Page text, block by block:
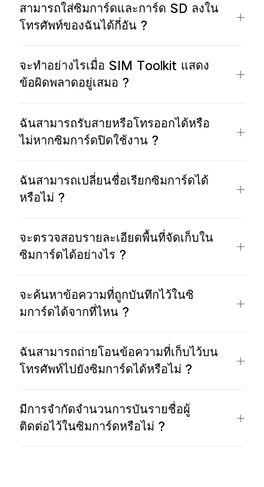
สามารถใส่ซิมการ์ดและการ์ด SD ลงใน
โทรศัพท์ของฉันได้กี่อัน ?
จะทำอย่างไรเมื่อ SIM Toolkit แสดง
ข้อผิดพลาดอยู่เสมอ ?
ฉันสามารถรับสายหรือโทรออกได้หรือ
ไม่หากซิมการ์ดปิดใช้งาน ?
ฉันสามารถเปลี่ยนชื่อเรียกซิมการ์ดได้
หรือไม่ ?
จะตรวจสอบรายละเอียดพื้นที่จัดเก็บใน
ซิมการ์ดได้อย่างไร ?
จะค้นหาข้อความที่ถูกบันทึกไว้ในซิ
มการ์ดได้จากที่ไหน ?
ฉันสามารถถ่ายโอนข้อความที่เก็บไว้บน
โทรศัพท์ไปยังซิมการ์ดได้หรือไม่ ?
มีการจำกัดจำนวนการบันรายชื่อผู้
ติดต่อไว้ในซิมการ์ดหรือไม่ ?